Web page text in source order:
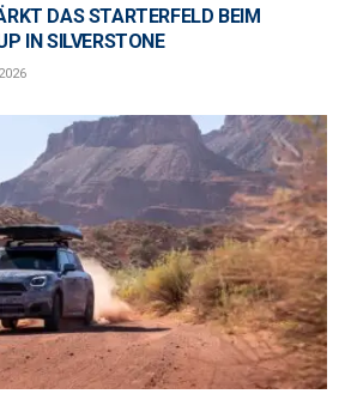
DAS STARTERFELD BEIM
IN SILVERSTONE